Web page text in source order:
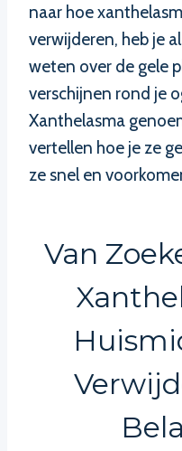
naar hoe
verwijderen, heb je
weten over de gele
verschijnen rond je
Xanthelasma
vertellen hoe je ze
ze snel en
Van